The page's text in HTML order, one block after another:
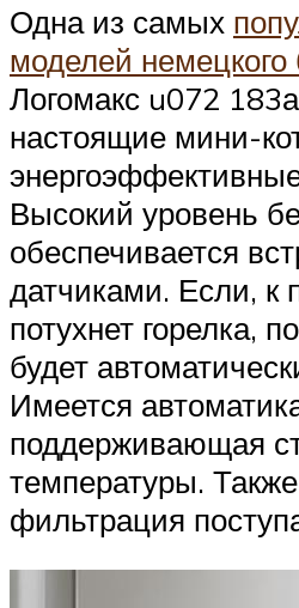
Одна из самых
моделей немецкого
Логомакс u072
настоящие мини-
Высокий уровень
обеспечивается
датчиками. Если, к
потухнет горелка,
будет
Имеется
поддерживающая
температуры.
фильтрация